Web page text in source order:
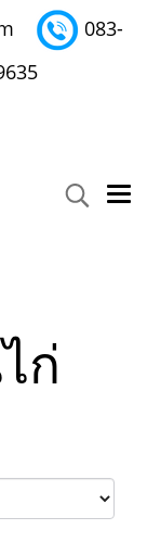
083-
ก่